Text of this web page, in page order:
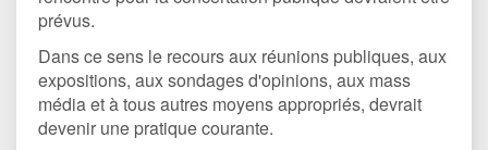
prévus.
Dans ce sens le recours aux réunions publiques, aux
expositions, aux sondages d'opinions, aux mass
média et à tous autres moyens appropriés, devrait
devenir une pratique courante.